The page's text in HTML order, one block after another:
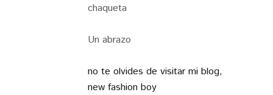
chaqueta
Un abrazo
no te olvides de visitar mi blog,
new fashion boy